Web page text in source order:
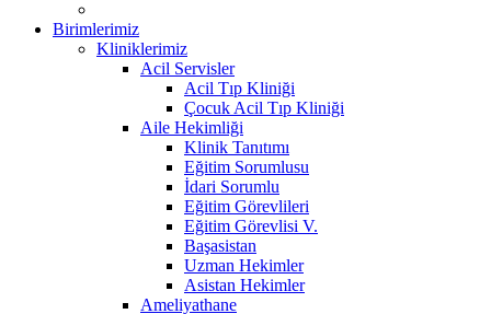
Birimlerimiz
Kliniklerimiz
Acil Servisler
Acil Tıp Kliniği
Çocuk Acil Tıp Kliniği
Aile Hekimliği
Klinik Tanıtımı
Eğitim Sorumlusu
İdari Sorumlu
Eğitim Görevlileri
Eğitim Görevlisi V.
Başasistan
Uzman Hekimler
Asistan Hekimler
Ameliyathane